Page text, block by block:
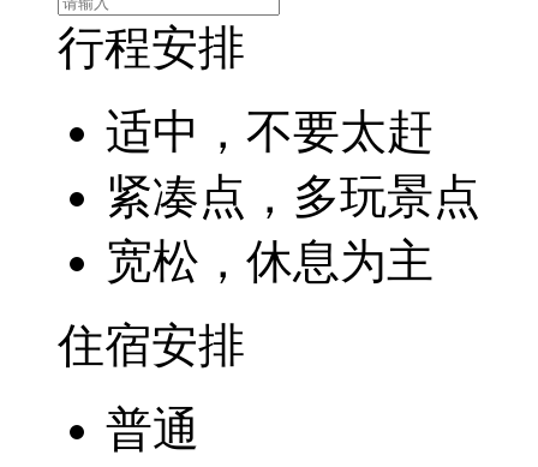
行程安排
适中，不要太赶
紧凑点，多玩景点
宽松，休息为主
住宿安排
普通